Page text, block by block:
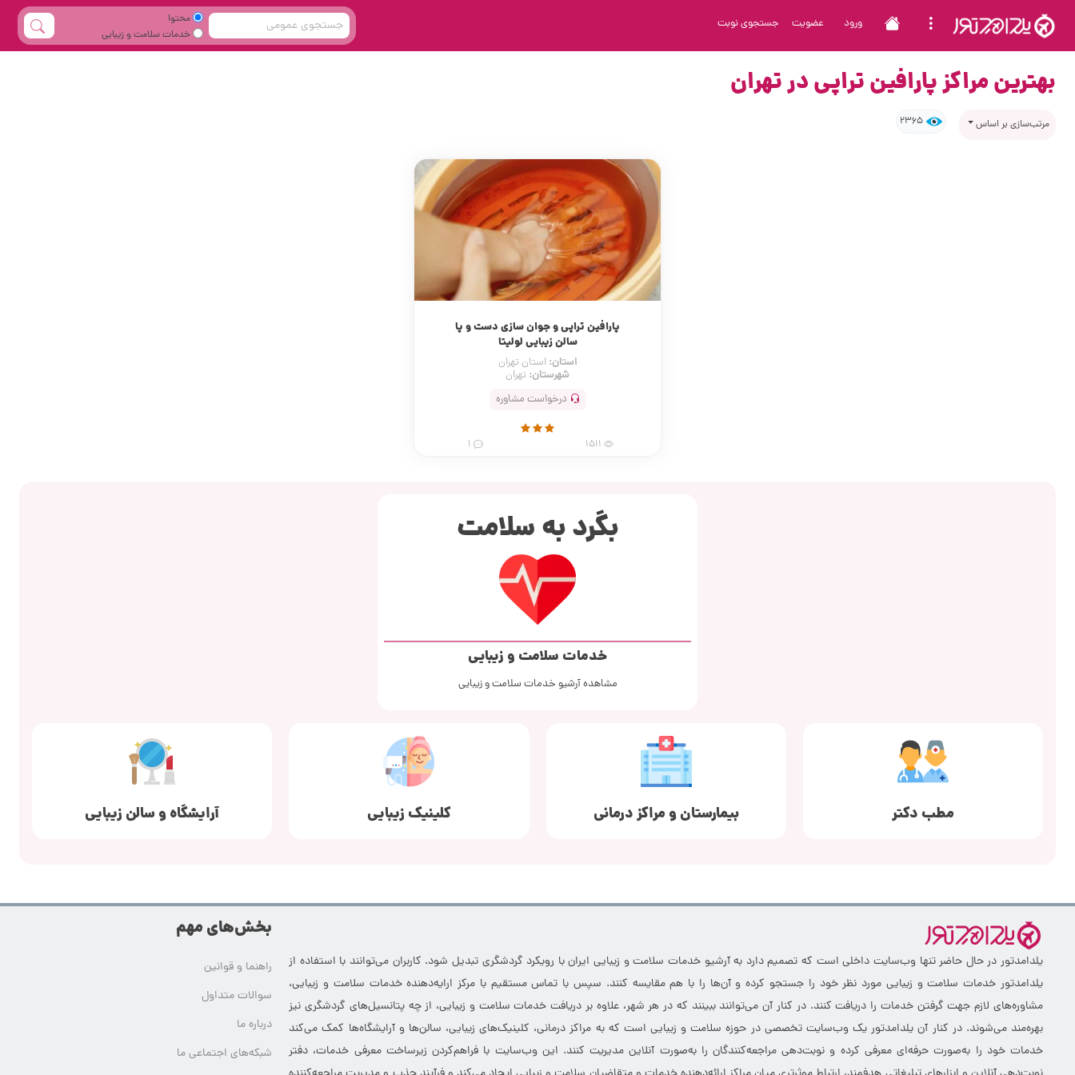
ورود عضویت جستجوی نوبت
محتوا
خدمات سلامت و زیبایی
بهترین مراکز پارافین تراپی در تهران
مرتب‌سازی بر اساس 2365
پارافین تراپی و جوان سازی دست و پا
سالن زیبایی لولیتا
استان:استان تهران
شهرستان: تهران
درخواست مشاوره
1
بگرد به سلامت
خدمات سلامت و زیبایی
مشاهده آرشیو خدمات سلامت و زیبایی
مطب دکتر بیمارستان و مراکز درمانی کلینیک زیبایی آرایشگاه و سالن زیبایی
یلدامدتور در حال حاضر تنها وب‌سایت داخلی است که تصمیم دارد به آرشیو خدمات سلامت و زیبایی ایران با رویکرد گردشگری تبدیل شود. کاربران می‌توانند با استفاده از
یلدامدتور خدمات سلامت و زیبایی مورد نظر خود را جستجو کرده و آن‌ها را با هم مقایسه کنند. سپس با تماس مستقیم با مرکز ارایه‌دهنده خدمات سلامت و زیبایی،
مشاوره‌های لازم جهت گرفتن خدمات را دریافت کنند. در کنار آن می‌توانند ببینند که در هر شهر، علاوه بر دریافت خدمات سلامت و زیبایی، از چه پتانسیل‌های گردشگری نیز
بهره‌مند می‌شوند. در کنار آن یلدامدتور یک وب‌سایت تخصصی در حوزه سلامت و زیبایی است که به مراکز درمانی، کلینیک‌های زیبایی، سالن‌ها و آرایشگاه‌ها کمک می‌کند
خدمات خود را به‌صورت حرفه‌ای معرفی کرده و نوبت‌دهی مراجعه‌کنندگان را به‌صورت آنلاین مدیریت کنند. این وب‌سایت با فراهم‌کردن زیرساخت معرفی خدمات، دفتر
بخش‌های مهم
راهنما و قوانین
سوالات متداول
درباره ما
شبکه‌های اجتماعی ما